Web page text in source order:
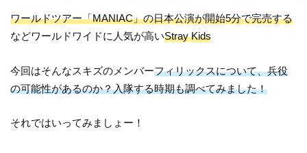
ワールドツアー「MANIAC」の日本公演が開始5分で完売する
などワールドワイドに人気が高いStray Kids
今回はそんなスキズのメンバーフィリックスについて、兵役
の可能性があるのか？入隊する時期も調べてみました！
それではいってみましょー！